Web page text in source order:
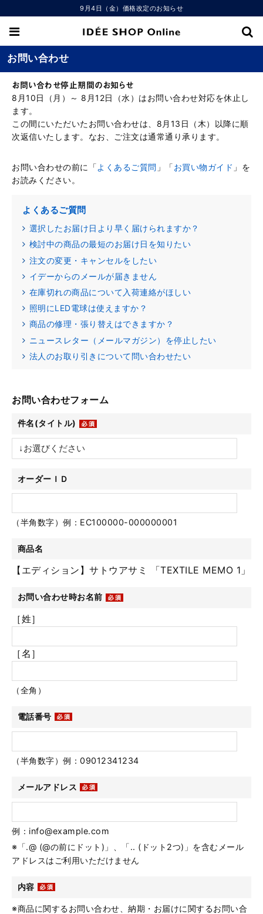
9月4日（金）価格改定のお知らせ
お問い合わせ
お問い合わせ停止期間のお知らせ
8月10日（月）～ 8月12日（水）はお問い合わせ対応を休止し
ます。
この間にいただいたお問い合わせは、8月13日（木）以降に順
次返信いたします。なお、ご注文は通常通り承ります。
お問い合わせの前に「よくあるご質問 」「お買い物ガイド 」を
お読みください。
よくあるご質問
選択したお届け日より早く届けられますか？
検討中の商品の最短のお届け日を知りたい
注文の変更・キャンセルをしたい
イデーからのメールが届きません
在庫切れの商品について入荷連絡がほしい
照明にLED電球は使えますか？
商品の修理・張り替えはできますか？
ニュースレター（メールマガジン）を停止したい
法人のお取り引きについて問い合わせたい
お問い合わせフォーム
件名(タイトル)
オーダーＩＤ
（半角数字）例：EC100000-000000001
商品名
【エディション】サトウアサミ 「TEXTILE MEMO 1」
お問い合わせ時お名前
［姓］
［名］
（全角）
電話番号
（半角数字）例：09012341234
メールアドレス
例：info@example.com
※「.@ (@の前にドット)」、「.. (ドット2つ)」を含むメール
アドレスはご利用いただけません
内容
※商品に関するお問い合わせ、納期・お届けに関するお問い合